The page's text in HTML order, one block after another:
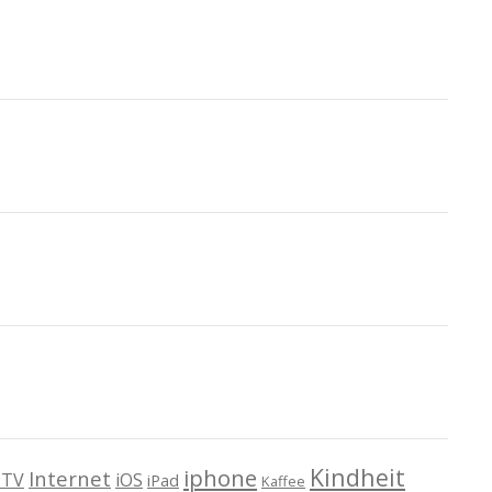
Internet iOS iPad iphone Kaffee Kindheit